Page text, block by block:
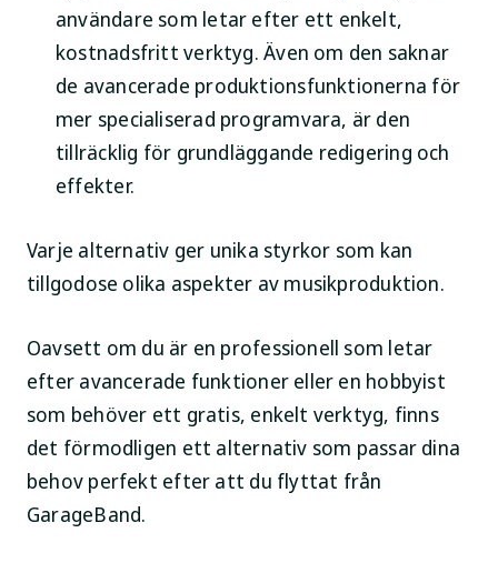
användare som letar efter ett enkelt,
kostnadsfritt verktyg. Även om den saknar
de avancerade produktionsfunktionerna för
mer specialiserad programvara, är den
tillräcklig för grundläggande redigering och
effekter.
Varje alternativ ger unika styrkor som kan
tillgodose olika aspekter av musikproduktion.
Oavsett om du är en professionell som letar
efter avancerade funktioner eller en hobbyist
som behöver ett gratis, enkelt verktyg, finns
det förmodligen ett alternativ som passar dina
behov perfekt efter att du flyttat från
GarageBand.